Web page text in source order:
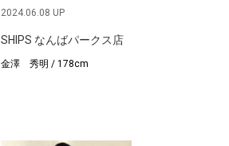
2024.06.08 UP
SHIPS なんばパークス店
金澤 秀明 / 178cm